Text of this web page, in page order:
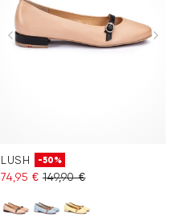
LUSH -50%
74,95 € 149,90 €